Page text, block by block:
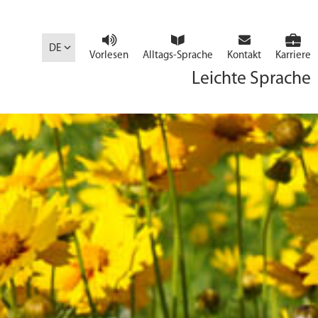
DE
Vorlesen Alltags-Sprache Kontakt Karriere
Leichte Sprache